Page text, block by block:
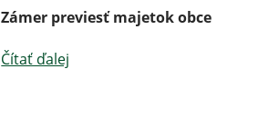
Zámer previesť majetok obce
Čítať ďalej